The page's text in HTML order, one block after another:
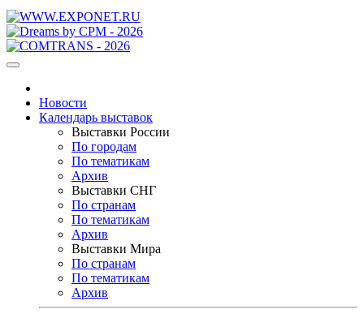
Новости
Календарь выставок
Выставки России
По городам
По тематикам
Архив
Выставки СНГ
По странам
По тематикам
Архив
Выставки Мира
По странам
По тематикам
Архив